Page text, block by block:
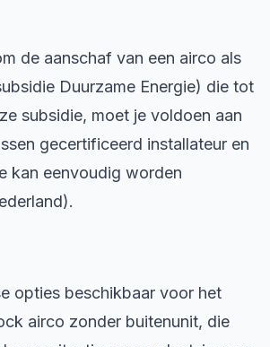
de aanschaf van een airco als
Duurzame Energie) die tot
subsidie, moet je voldoen aan
gecertificeerd installateur en
kan eenvoudig worden
opties beschikbaar voor het
airco zonder buitenunit, die